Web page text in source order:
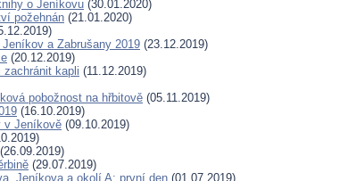
o Jeníkovu (30.01.2020)
požehnán (21.01.2020)
a Zabrušany 2019 (23.12.2019)
(20.12.2019)
zachránit kapli (11.12.2019)
pobožnost na hřbitově (05.11.2019)
(16.10.2019)
v Jeníkově (09.10.2019)
(26.09.2019)
(29.07.2019)
Jeníkova a okolí A: první den (01.07.2019)